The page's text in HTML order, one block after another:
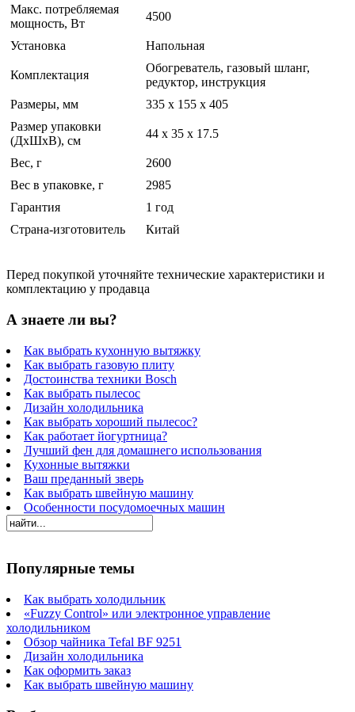
Макс. потребляемая
мощность, Вт
4500
Установка Напольная
Комплектация
Обогреватель, газовый шланг,
редуктор, инструкция
Размеры, мм
335 х 155 х 405
Размер упаковки
(ДхШхВ), см
44 x 35 x 17.5
Вес, г
2600
Вес в упаковке, г
2985
Гарантия
1 год
Страна-изготовитель
Китай
Перед покупкой уточняйте технические характеристики и
комплектацию у продавца
А знаете ли вы?
Как выбрать кухонную вытяжку
Как выбрать газовую плиту
Достоинства техники Bosch
Как выбрать пылесос
Дизайн холодильника
Как выбрать хороший пылесос?
Как работает йогуртница?
Лучший фен для домашнего использования
Кухонные вытяжки
Ваш преданный зверь
Как выбрать швейную машину
Особенности посудомоечных машин
Популярные темы
Как выбрать холодильник
«Fuzzy Control» или электронное управление
холодильником
Обзор чайника Tefal BF 9251
Дизайн холодильника
Как оформить заказ
Как выбрать швейную машину